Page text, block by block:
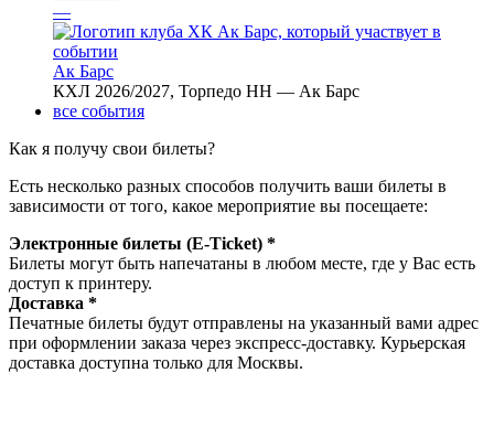
—
Ак Барс
КХЛ 2026/2027, Торпедо НН — Ак Барс
все события
Как я получу свои билеты?
Есть несколько разных способов получить ваши билеты в
зависимости от того, какое мероприятие вы посещаете:
Электронные билеты (E-Ticket) *
Билеты могут быть напечатаны в любом месте, где у Вас есть
доступ к принтеру.
Доставка *
Печатные билеты будут отправлены на указанный вами адрес
при оформлении заказа через экспресс-доставку. Курьерская
доставка доступна только для Москвы.